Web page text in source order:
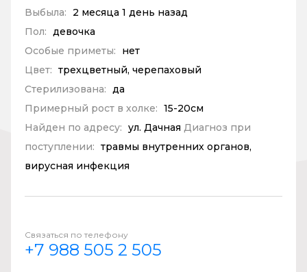
Выбыла:
2 месяца 1 день назад
Пол: девочка
Особые приметы:
нет
Цвет: трехцветный, черепаховый
Стерилизована: да
Примерный рост в холке: 15-20см
Найден по адресу: ул. Дачная Диагноз при
поступлении: травмы внутренних органов,
вирусная инфекция
Связаться по телефону
+7 988 505 2 505